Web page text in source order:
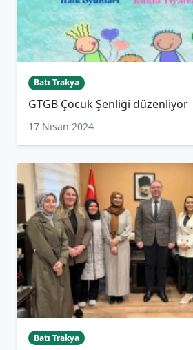
Batı Trakya
GTGB Çocuk Şenliği düzenliyor
17 Nisan 2024
Batı Trakya